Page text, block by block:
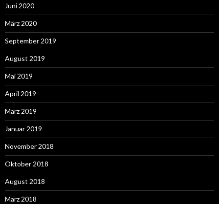
Juni 2020
März 2020
September 2019
August 2019
Mai 2019
April 2019
März 2019
Januar 2019
November 2018
Oktober 2018
August 2018
März 2018